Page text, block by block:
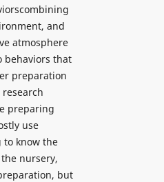
and
atmosphere
behaviors that
preparation
preparing
use
to know the
nursery,
but